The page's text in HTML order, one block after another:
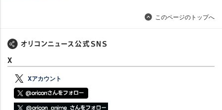
このページのトップへ
X
Xアカウント